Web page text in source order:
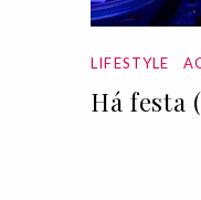
LIFESTYLE
Há festa